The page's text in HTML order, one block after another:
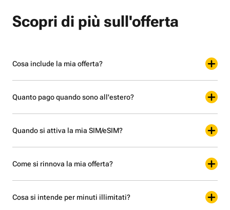
Scopri di più sull'offerta
Cosa include la mia offerta?
Quanto pago quando sono all'estero?
Quando si attiva la mia SIM/eSIM?
Come si rinnova la mia offerta?
Cosa si intende per minuti illimitati?